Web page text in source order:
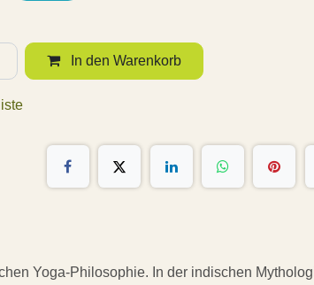
In den Warenkorb
Yoga-Philosophie. In der indischen